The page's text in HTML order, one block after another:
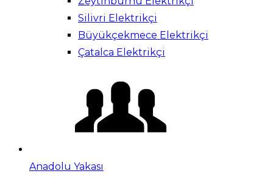
Silivri Elektrikçi
Büyükçekmece Elektrikçi
Çatalca Elektrikçi
Anadolu Yakası